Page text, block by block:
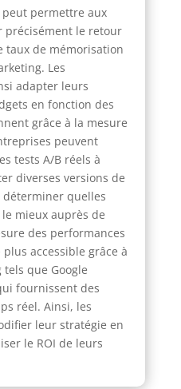
peut permettre aux
précisément le retour
taux de mémorisation
Les
adapter leurs
en fonction des
grâce à la mesure
peuvent
tests A/B réels à
diverses versions de
déterminer quelles
mieux auprès de
des performances
accessible grâce à
que Google
fournissent des
réel. Ainsi, les
leur stratégie en
le ROI de leurs